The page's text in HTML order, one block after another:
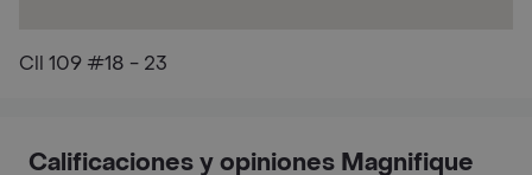
Cll 109 #18 - 23
Calificaciones y opiniones Magnifique